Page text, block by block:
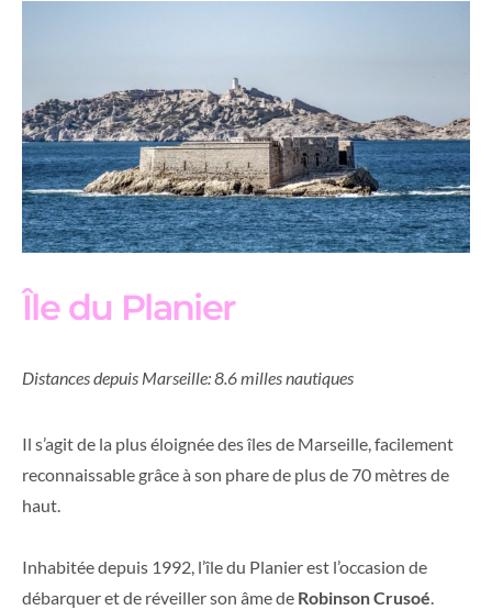
Île du Planier
Distances depuis Marseille: 8.6 milles nautiques
Il s’agit de la plus éloignée des îles de Marseille, facilement
reconnaissable grâce à son phare de plus de 70 mètres de
haut.
Inhabitée depuis 1992, l’île du Planier est l’occasion de
débarquer et de réveiller son âme de Robinson Crusoé.